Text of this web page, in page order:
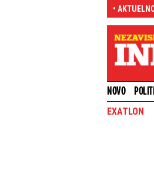
•
i do 244 na sat i završavali sa lisicama
NOVO
EXATLON